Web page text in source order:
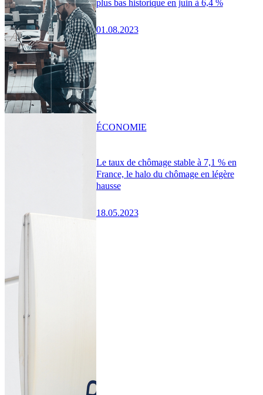
plus bas historique en juin à 6,4 %
01.08.2023
Le taux de chômage stable à 7,1 % en
France, le halo du chômage en légère
hausse
18.05.2023
ÉCONOMIE